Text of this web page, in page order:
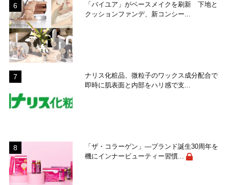
「バイユア」がベースメイクを刷新 下地と
クッションファンデ、新コンシー...
ナリス化粧品、微粒子のワックス成分配合で
即時に肌表面と内部をハリ感で支...
「ザ・コラーゲン」―ブランド誕生30周年を
機にインナービューティー習慣...